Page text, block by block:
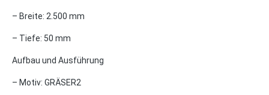
– Breite: 2.500 mm
– Tiefe: 50 mm
Aufbau und Ausführung
– Motiv: GRÄSER2